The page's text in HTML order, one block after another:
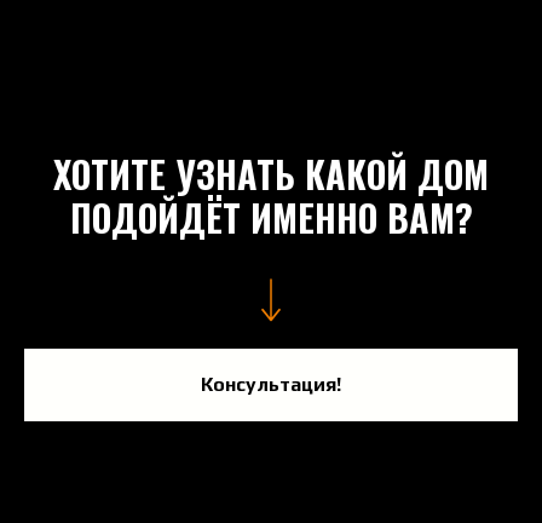
ХОТИТЕ УЗНАТЬ КАКОЙ ДОМ
ПОДОЙДЁТ ИМЕННО ВАМ?
Консультация!